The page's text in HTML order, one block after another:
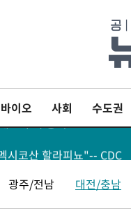
이오 사회 수도권
표 구속 송치
[속보]경찰·노동부, HL만도 평택사업장 끼임 사망 관련 압수수색
광주/전남 대전/충남